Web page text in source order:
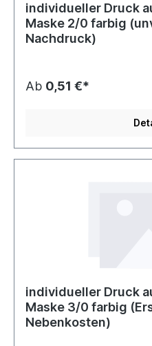
individueller Druck
Maske 2/0 farbig
Nachdruck)
Ab 0,51 €*
individueller Druck
Maske 3/0 farbig
Nebenkosten)